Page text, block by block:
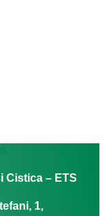
Cistica – ETS
1,